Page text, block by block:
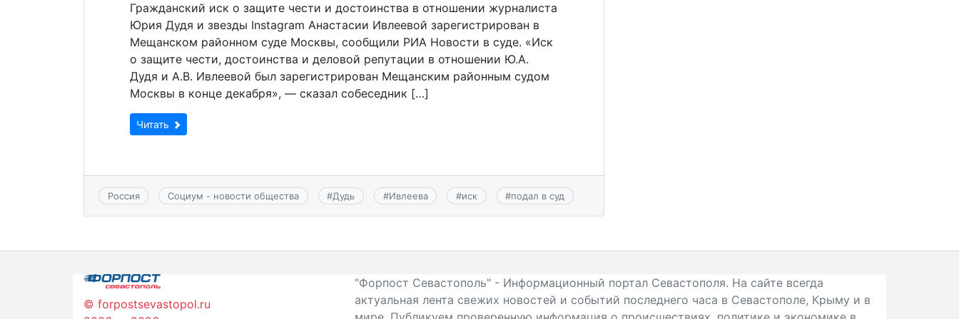
Гражданский иск о защите чести и достоинства в отношении журналиста
Юрия Дудя и звезды Instagram Анастасии Ивлеевой зарегистрирован в
Мещанском районном суде Москвы, сообщили РИА Новости в суде. «Иск
о защите чести, достоинства и деловой репутации в отношении Ю.А.
Дудя и А.В. Ивлеевой был зарегистрирован Мещанским районным судом
Москвы в конце декабря», — сказал собеседник […]
Читать
Россия Социум - новости общества #Дудь #Ивлеева #иск #подал в суд
© forpostsevastopol.ru
"Форпост Севастополь" - Информационный портал Севастополя. На сайте всегда
актуальная лента свежих новостей и событий последнего часа в Севастополе, Крыму и в